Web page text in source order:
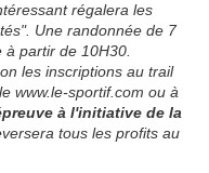
régalera les
Une randonnée de 7
partir de 10H30.
les inscriptions au trail
www.le-sportif.com ou à
à l'initiative de la
tous les profits au